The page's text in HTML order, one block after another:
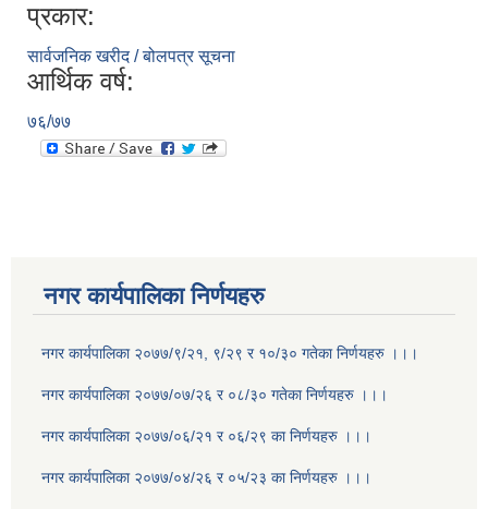
प्रकार:
सार्वजनिक खरीद / बोलपत्र सूचना
आर्थिक वर्ष:
७६/७७
नगर कार्यपालिका निर्णयहरु
नगर कार्यपालिका २०७७/९/२१, ९/२९ र १०/३० गतेका निर्णयहरु ।।।
नगर कार्यपालिका २०७७/०७/२६ र ०८/३० गतेका निर्णयहरु ।।।
नगर कार्यपालिका २०७७/०६/२१ र ०६/२९ का निर्णयहरु ।।।
नगर कार्यपालिका २०७७/०४/२६ र ०५/२३ का निर्णयहरु ।।।